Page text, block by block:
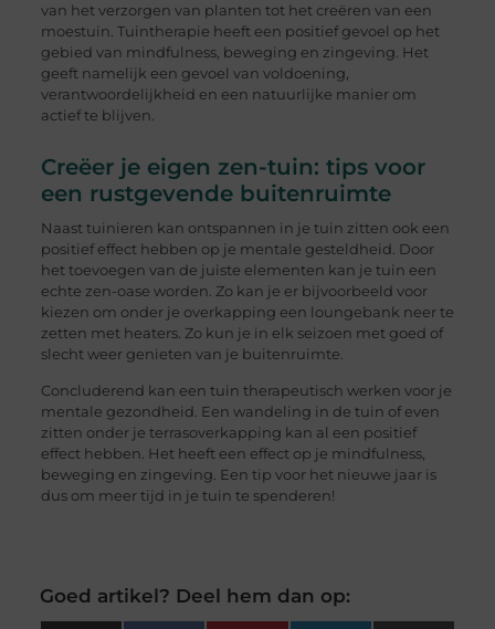
van het verzorgen van planten tot het creëren van een
moestuin. Tuintherapie heeft een positief gevoel op het
gebied van mindfulness, beweging en zingeving. Het
geeft namelijk een gevoel van voldoening,
verantwoordelijkheid en een natuurlijke manier om
actief te blijven.
Creëer je eigen zen-tuin: tips voor
een rustgevende buitenruimte
Naast tuinieren kan ontspannen in je tuin zitten ook een
positief effect hebben op je mentale gesteldheid. Door
het toevoegen van de juiste elementen kan je tuin een
echte zen-oase worden. Zo kan je er bijvoorbeeld voor
kiezen om onder je overkapping een loungebank neer te
zetten met heaters. Zo kun je in elk seizoen met goed of
slecht weer genieten van je buitenruimte.
Concluderend kan een tuin therapeutisch werken voor je
mentale gezondheid. Een wandeling in de tuin of even
zitten onder je terrasoverkapping kan al een positief
effect hebben. Het heeft een effect op je mindfulness,
beweging en zingeving. Een tip voor het nieuwe jaar is
dus om meer tijd in je tuin te spenderen!
Goed artikel? Deel hem dan op: